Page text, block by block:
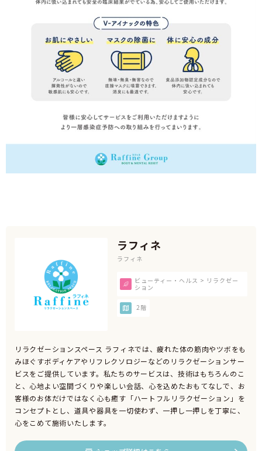
ラフィネ
ラフィネ
ビューティー・ヘルス > リラクゼー
ション
2階
リラクゼーションスペース ラフィネでは、疲れた体の筋肉やツボをも
みほぐすボディケアやリフレクソロジーなどのリラクゼーションサー
ビスをご提供しています。私たちのサービスは、技術はもちろんのこ
と、心地よい空間づくりや楽しい会話、心を込めたおもてなしで、お
客様のお体だけではなく心も癒す「ハートフルリラクゼーション」を
コンセプトとし、道具や器具を一切使わず、一押し一押しを丁寧に、
心をこめて施術いたします。